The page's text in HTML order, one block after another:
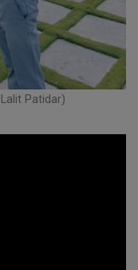
Patidar)